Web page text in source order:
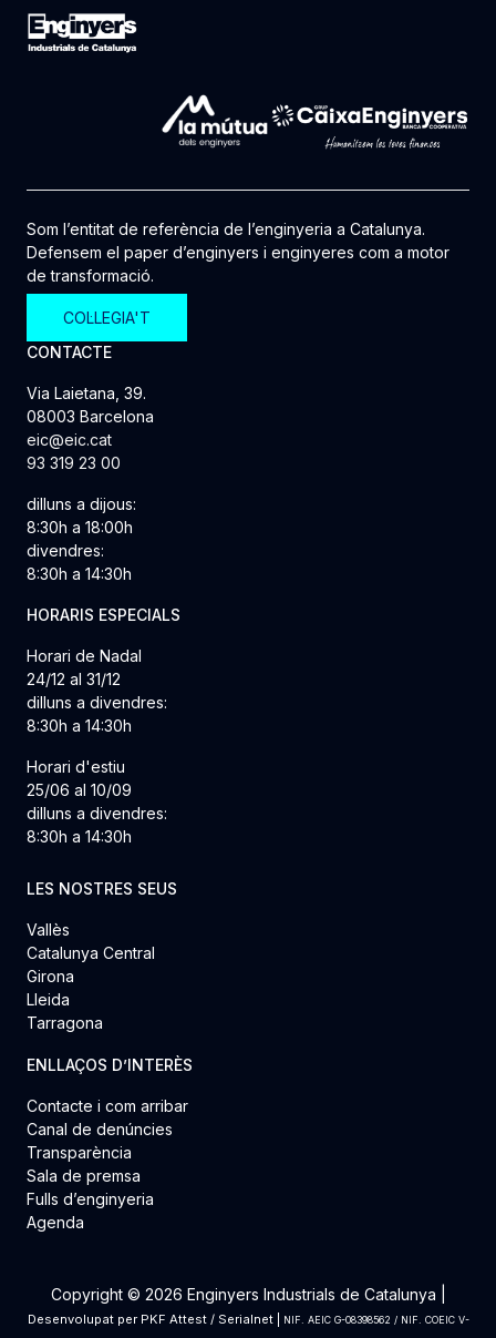
Som l’entitat de referència de l’enginyeria a Catalunya.
Defensem el paper d’enginyers i enginyeres com a motor
de transformació.
COL·LEGIA'T
CONTACTE
Via Laietana, 39.
08003 Barcelona
eic@eic.cat
93 319 23 00
dilluns a dijous:
8:30h a 18:00h
divendres:
8:30h a 14:30h
HORARIS ESPECIALS
Horari de Nadal
24/12 al 31/12
dilluns a divendres:
8:30h a 14:30h
Horari d'estiu
25/06 al 10/09
dilluns a divendres:
8:30h a 14:30h
LES NOSTRES SEUS
Vallès
Catalunya Central
Girona
Lleida
Tarragona
ENLLAÇOS D’INTERÈS
Contacte i com arribar
Canal de denúncies
Transparència
Sala de premsa
Fulls d’enginyeria
Agenda
Copyright © 2026 Enginyers Industrials de Catalunya |
Desenvolupat per PKF Attest/ Serialnet|
NIF. AEIC G-08398562 / NIF. COEIC V-